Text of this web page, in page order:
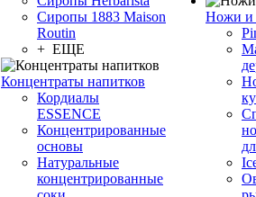
Сиропы 1883 Maison
Routin
+ ЕЩЕ
Концентраты напитков
Кордиалы
ESSENCE
Концентрированные
основы
Натуральные
концентрированные
Ножи и